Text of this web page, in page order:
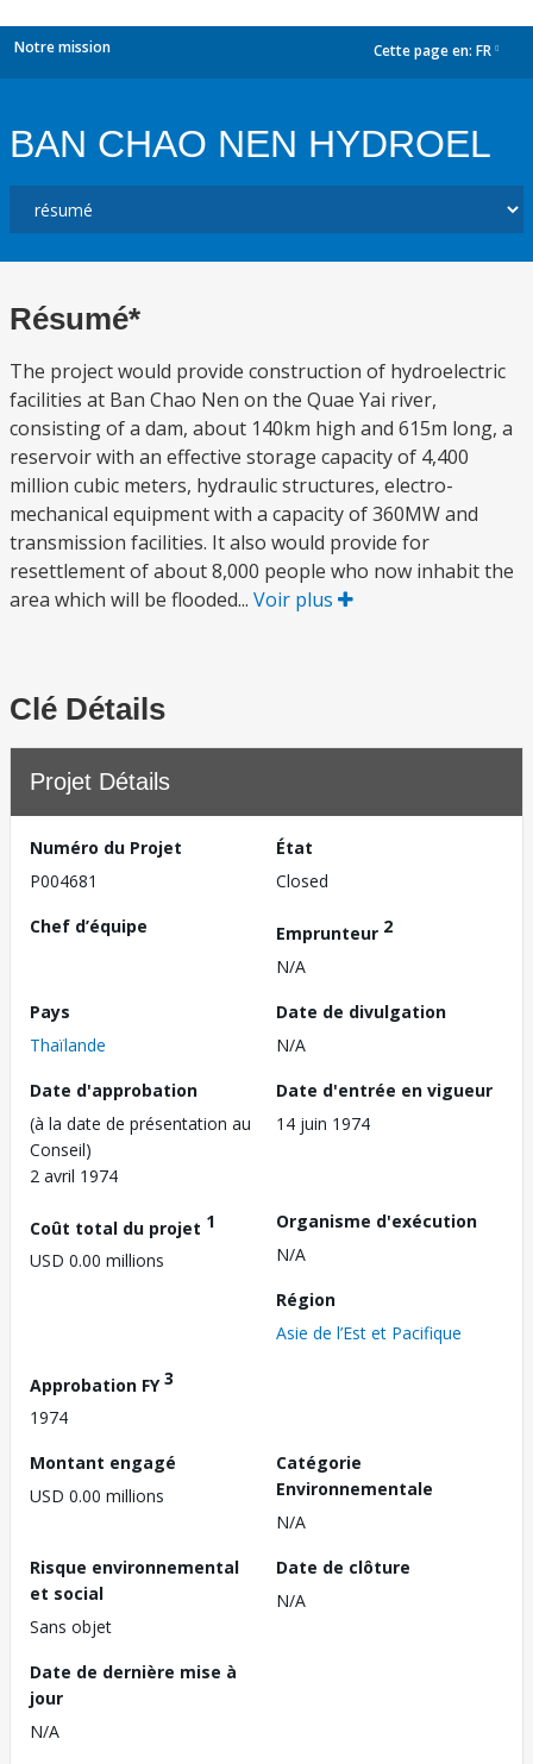
Notre mission Cette page en: FR
BAN CHAO NEN HYDROEL
Résumé*
The project would provide construction of hydroelectric
facilities at Ban Chao Nen on the Quae Yai river,
consisting of a dam, about 140km high and 615m long, a
reservoir with an effective storage capacity of 4,400
million cubic meters, hydraulic structures, electro-
mechanical equipment with a capacity of 360MW and
transmission facilities. It also would provide for
resettlement of about 8,000 people who now inhabit the
area which will be flooded... Voir plus
Clé Détails
Projet Détails
Numéro du Projet
P004681
État
Closed
Chef d’équipe
Emprunteur 2
N/A
Pays
Thaïlande
Date de divulgation
N/A
Date d'approbation
(à la date de présentation au
Conseil)
2 avril 1974
Date d'entrée en vigueur
14 juin 1974
Coût total du projet 1
USD 0.00 millions
Organisme d'exécution
N/A
Région
Asie de l’Est et Pacifique
Approbation FY3
1974
Montant engagé
USD 0.00 millions
Catégorie
Environnementale
N/A
Risque environnemental
et social
Sans objet
Date de clôture
N/A
Date de dernière mise à
jour
N/A